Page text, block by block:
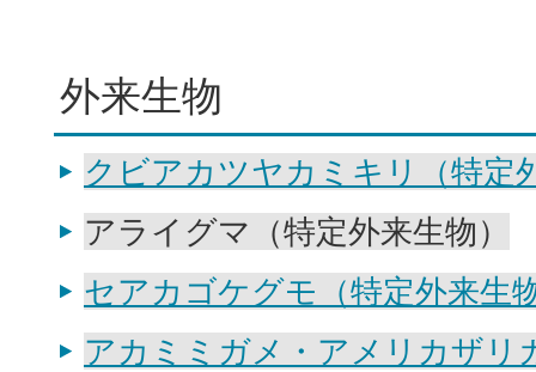
外来生物
クビアカツヤカミキリ（特定
アライグマ（特定外来生物）
セアカゴケグモ（特定外来生
アカミミガメ・アメリカザリ